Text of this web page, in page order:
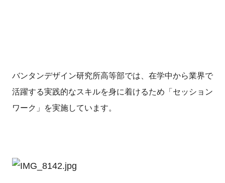
バンタンデザイン研究所高等部では、在学中から業界で
活躍する実践的なスキルを身に着けるため「セッション
ワーク」を実施しています。